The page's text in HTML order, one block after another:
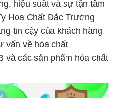
hiệu suất và sự tận tâm
Hóa Chất Đắc Trường
tin cậy của khách hàng
vấn về hóa chất
và các sản phẩm hóa chất